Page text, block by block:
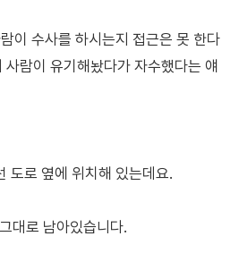
이 수사를 하시는지 접근은 못 한다
람이 유기해놨다가 자수했다는 얘
도로 옆에 위치해 있는데요.
대로 남아있습니다.